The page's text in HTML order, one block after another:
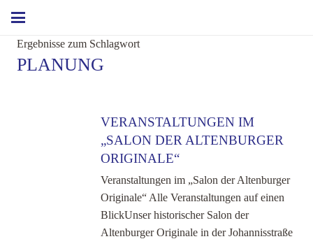
Ergebnisse zum Schlagwort
PLANUNG
VERANSTALTUNGEN IM
„SALON DER ALTENBURGER
ORIGINALE“
Veranstaltungen im „Salon der Altenburger
Originale“ Alle Veranstaltungen auf einen
BlickUnser historischer Salon der
Altenburger Originale in der Johannisstraße